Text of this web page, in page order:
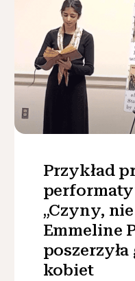
Przykład
„Czyny,
Emmeline
kobiet